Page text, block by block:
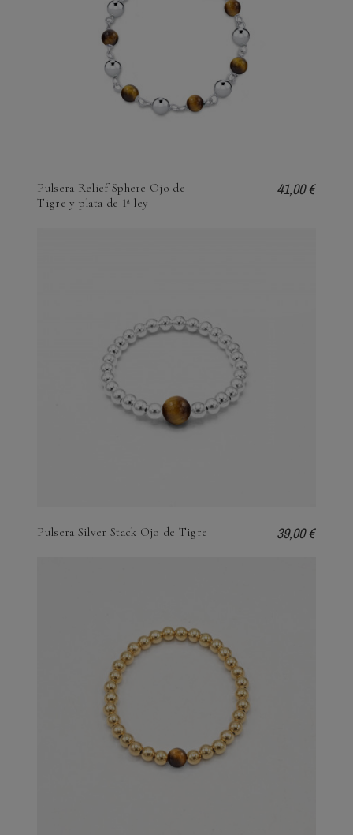
Pulsera Relief Sphere Ojo de
Tigre y plata de 1ª ley
41,00 €
Pulsera Silver Stack Ojo de Tigre 39,00 €